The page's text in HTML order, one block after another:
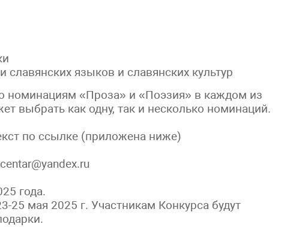
славянских языков и славянских культур
номинациям «Проза» и «Поэзия» в каждом из
выбрать как одну, так и несколько номинаций.
по ссылке (приложена ниже)
года.
25 мая 2025 г. Участникам Конкурса будут